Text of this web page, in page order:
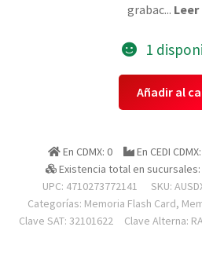
grabac... Leer
1
Memoria
Micro
Sdxc/sdhc
64gb
Uhs-
Añadir al
En CDMX: 0 En CEDI CDMX:
Existencia total en sucursales:
UPC: 4710273772141
SKU:
Categorías: Memoria Flash Card,
Clave SAT: 32101622
Clave Alterna: